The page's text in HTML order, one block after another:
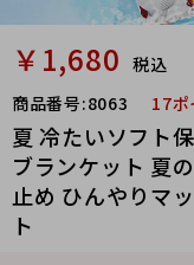
￥1,680 税込
商品番号:8063 17
夏 冷たいソフト
ブランケット 夏
止め ひんやりマ
ト